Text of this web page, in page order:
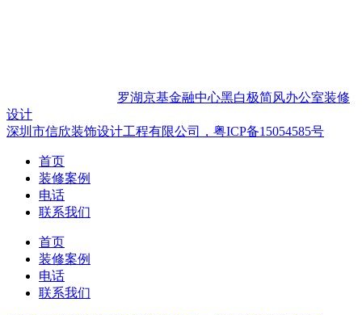
罗湖京基金融中心黑白极简风办公室装修
设计
深圳市信欣装饰设计工程有限公司，粤ICP备15054585号
首页
装修案例
电话
联系我们
首页
装修案例
电话
联系我们